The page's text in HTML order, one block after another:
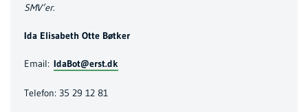
SMV’er.
Ida Elisabeth Otte Bøtker
Email: IdaBot@erst.dk
Telefon: 35 29 12 81